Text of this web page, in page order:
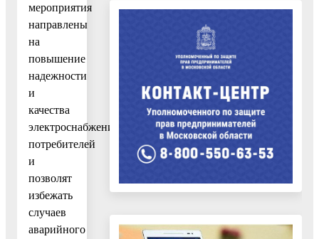
мероприятия
направлены
на
повышение
надежности
и
качества
электроснабжения
потребителей
и
позволят
избежать
случаев
аварийного